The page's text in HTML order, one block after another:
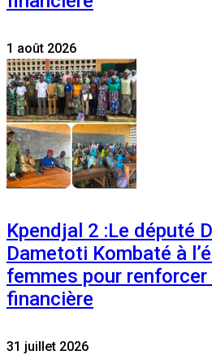
1 août 2026
Kpendjal 2 :Le député
Dametoti Kombaté à
femmes pour renforcer
financière
31 juillet 2026